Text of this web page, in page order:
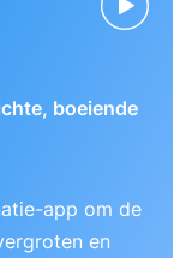
boeiende
app om de
en